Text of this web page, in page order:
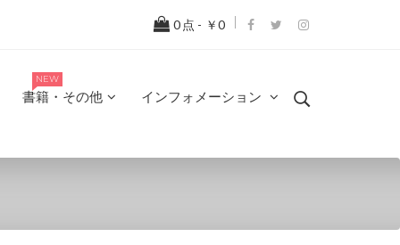
0 点 - ￥0
書籍・その他
NEW
インフォメーション